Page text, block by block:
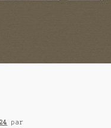
par